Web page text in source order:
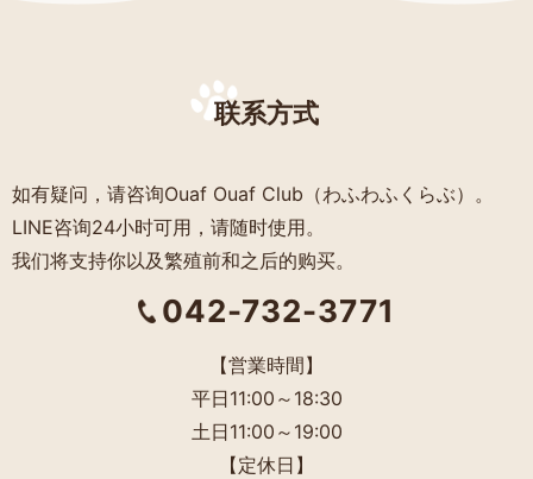
联系方式
如有疑问，请咨询Ouaf Ouaf Club（わふわふくらぶ）。
LINE咨询24小时可用，请随时使用。
我们将支持你以及繁殖前和之后的购买。
042-732-3771
【営業時間】
平日11:00～18:30
土日11:00～19:00
【定休日】